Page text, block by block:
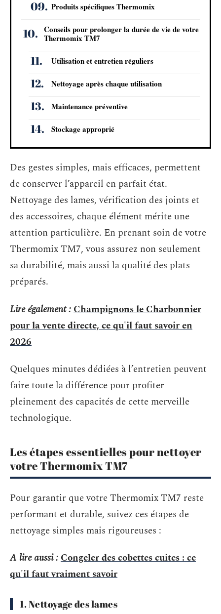
Produits spécifiques Thermomix
Conseils pour prolonger la durée de vie de votre
Thermomix TM7
Utilisation et entretien réguliers
Nettoyage après chaque utilisation
Maintenance préventive
Stockage approprié
Des gestes simples, mais efficaces, permettent
de conserver l’appareil en parfait état.
Nettoyage des lames, vérification des joints et
des accessoires, chaque élément mérite une
attention particulière. En prenant soin de votre
Thermomix TM7, vous assurez non seulement
sa durabilité, mais aussi la qualité des plats
préparés.
Lire également :Champignons le Charbonnier
pour la vente directe, ce qu'il faut savoir en
2026
Quelques minutes dédiées à l’entretien peuvent
faire toute la différence pour profiter
pleinement des capacités de cette merveille
technologique.
Les étapes essentielles pour nettoyer
votre Thermomix TM7
Pour garantir que votre Thermomix TM7 reste
performant et durable, suivez ces étapes de
nettoyage simples mais rigoureuses :
A lire aussi :Congeler des cobettes cuites : ce
qu'il faut vraiment savoir
1. Nettoyage des lames